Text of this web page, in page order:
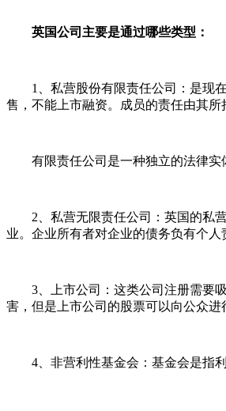
英国公司主要是通过哪些类型：
1、私营股份有限责任公司：是现在
售，不能上市融资。成员的责任由其所
有限责任公司是一种独立的法律实体
2、私营无限责任公司：英国的私营
业。企业所有者对企业的债务负有个人
3、上市公司：这类公司注册需要吸
害，但是上市公司的股票可以向公众进
4、非营利性基金会：基金会是指利